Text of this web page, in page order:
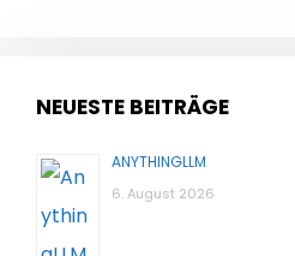
NEUESTE BEITRÄGE
ANYTHINGLLM
6. August 2026